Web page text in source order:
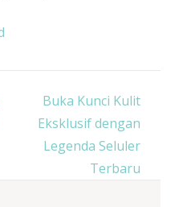
Buka Kunci Kulit
Eksklusif dengan
Legenda Seluler
Terbaru